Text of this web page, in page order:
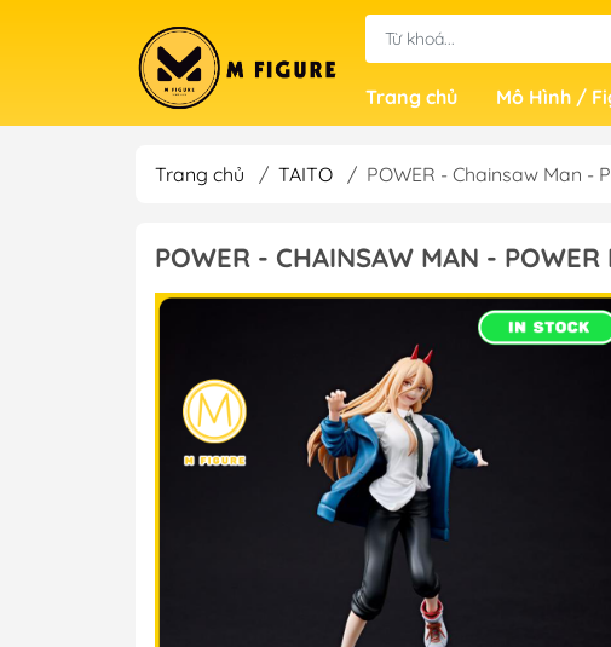
Trang chủ
Mô Hình /
Trang chủ / TAITO / POWER - Chainsaw Man -
POWER - CHAINSAW MAN - POWER